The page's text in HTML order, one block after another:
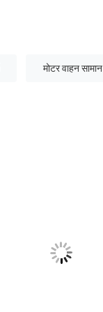
मोटर वाहन सामान